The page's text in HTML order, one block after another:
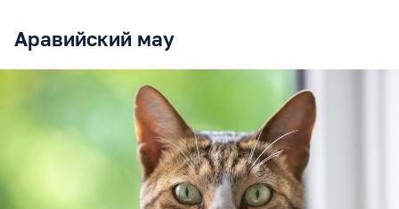
Аравийский мау